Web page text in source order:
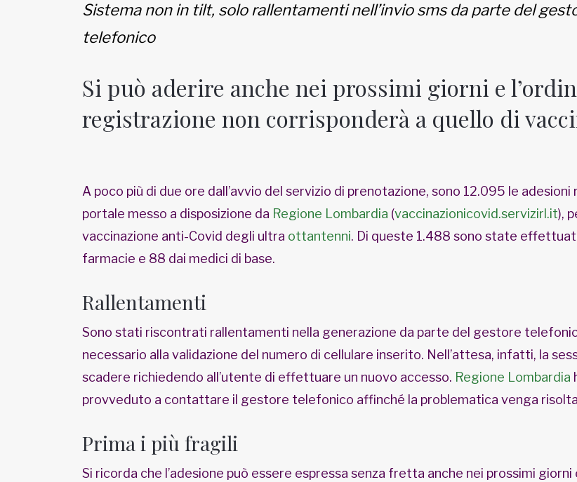
Sistema non in tilt, solo rallentamenti nell’invio sms da parte del
telefonico
Si può aderire anche nei prossimi giorni e
registrazione non corrisponderà a quello di
A poco più di due ore dall’avvio del servizio di prenotazione, sono 12.095 le adesioni
portale messo a disposizione da Regione Lombardia (vaccinazionicovid.servizirl.it),
vaccinazione anti-Covid degli ultra ottantenni. Di queste 1.488 sono state
farmacie e 88 dai medici di base.
Rallentamenti
Sono stati riscontrati rallentamenti nella generazione da parte del gestore
necessario alla validazione del numero di cellulare inserito. Nell’attesa, infatti, la
scadere richiedendo all’utente di effettuare un nuovo accesso. Regione Lombardia
provveduto a contattare il gestore telefonico affinché la problematica venga
Prima i più fragili
Si ricorda che l’adesione può essere espressa senza fretta anche nei prossimi giorni